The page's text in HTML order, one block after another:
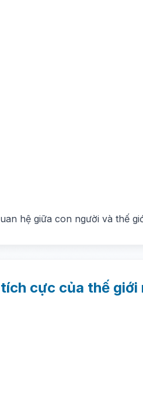
hệ giữa con người và thế
cực của thế giới